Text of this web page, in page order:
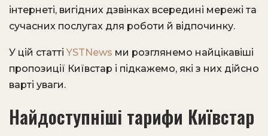
інтернеті, вигідних дзвінках всередині мережі та
сучасних послугах для роботи й відпочинку.
У цій статті YSTNews ми розглянемо найцікавіші
пропозиції Київстар і підкажемо, які з них дійсно
варті уваги.
Найдоступніші тарифи Київстар